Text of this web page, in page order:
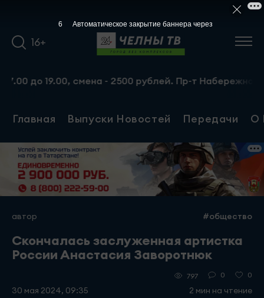
16+
смена - 2500 рублей. Пр-т
Главная Выпуски Новостей Передачи О
автор #общество
Скончалась заслуженная артистка
России Анастасия Заворотнюк
30 мая 2024, 09:35
797 0 0
2 мин на чтение
5 Автоматическое закрытие баннера через